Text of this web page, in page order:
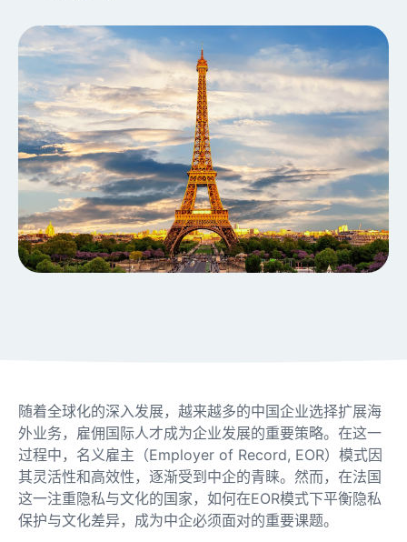
随着全球化的深入发展，越来越多的中国企业选择扩展海
外业务，雇佣国际人才成为企业发展的重要策略。在这一
过程中，名义雇主（Employer of Record, EOR）模式因
其灵活性和高效性，逐渐受到中企的青睐。然而，在法国
这一注重隐私与文化的国家，如何在EOR模式下平衡隐私
保护与文化差异，成为中企必须面对的重要课题。